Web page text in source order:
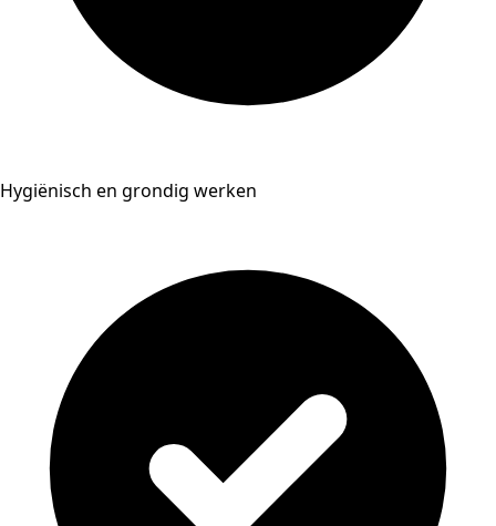
Hygiënisch en grondig werken